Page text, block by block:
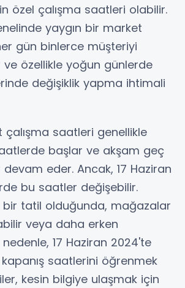
özel çalışma saatleri olabilir.
yaygın bir market
gün binlerce müşteriyi
ve özellikle yoğun günlerde
değişiklik yapma ihtimali
çalışma saatleri genellikle
başlar ve akşam geç
eder. Ancak, 17 Haziran
bu saatler değişebilir.
bir tatil olduğunda, mağazalar
veya daha erken
17 Haziran 2024'te
kapanış saatlerini öğrenmek
kesin bilgiye ulaşmak için